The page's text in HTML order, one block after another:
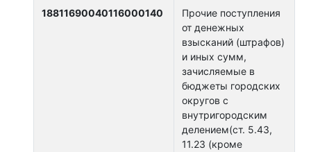
18811690040116000140
Прочие поступления
от денежных
взысканий (штрафов)
и иных сумм,
зачисляемые в
бюджеты городских
округов с
внутригородским
делением(ст. 5.43,
11.23 (кроме